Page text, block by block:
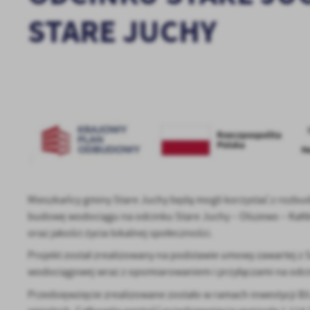
STARE JUCHY
Mieszkańcy gminy Stare Juchy będą mogli korzystać z
budowę wodociągu na odcinku Stare Juchy – Olszewo –
oraz jakości życia lokalnej społeczności.
Projekt został zrealizowany na podstawie umowy zawartej
wodociągowej wraz z opomiarowaniem i przyłączami na
Przedsięwzięcie zrealizowane zostało w ramach inwestycji